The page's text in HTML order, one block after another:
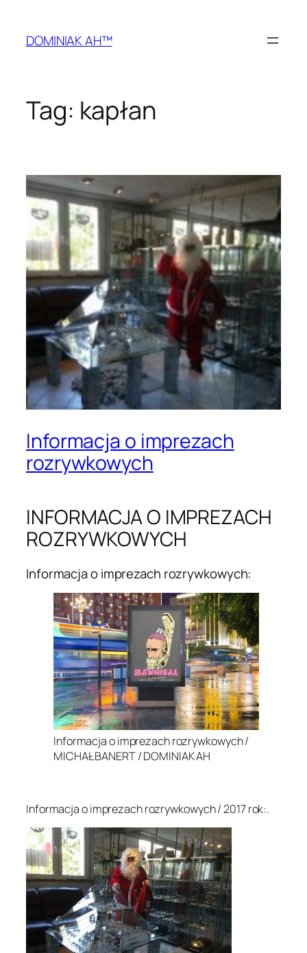
treściDOMINIAK AH™
Tag: kapłan
Informacja o imprezach
rozrywkowych
INFORMACJA O IMPREZACH
ROZRYWKOWYCH
Informacja o imprezach rozrywkowych:
Informacja o imprezach rozrywkowych /
MICHAŁ BANERT / DOMINIAK AH
Informacja o imprezach rozrywkowych / 2017 rok:.